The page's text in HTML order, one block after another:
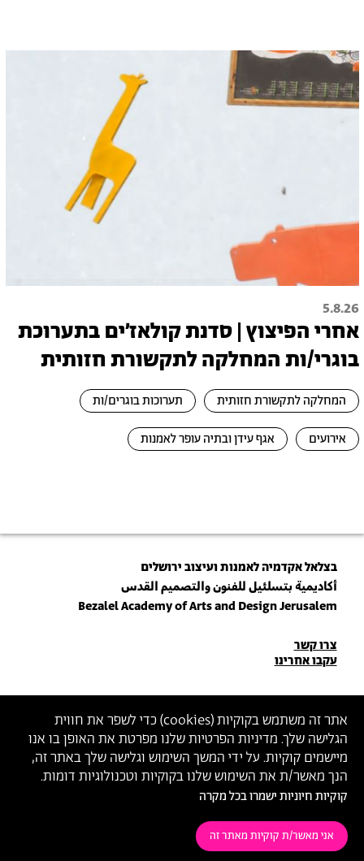
אתר זה משתמש בקוקיות (cookies) כדי לשפר את חווית
הגלישה שלך. מדיניות הפרטיות שלנו מפרטת את האופן בו אנו
מיישמים קוקיות. על ידי המשך השימוש וגלישה שלך באתר זה,
הנך מאשר/ת את השימוש שלנו בקוקיות וטכנולוגיות דומות.
קוקיות חיוניות ישמרו בכל מקרה
אני מאשר/ת קוקיות מאתר זה
5.8.26
אחרי הפיצוץ | סדנת קולאז׳ים בתערוכת
בוגרי/ות המחלקה לתקשורת חזותית
המחלקה לתקשורת חזותית תערוכות בוגרים/ות
אירועים אגף עידן ובתיה עופר לאמנות
בצלאל אקדמיה לאמנות ועיצוב ירושלים
أكاديمية بتسلئيل للفنون والتصميم القدس
Bezalel Academy of Arts and Design Jerusalem
פרטי
יצירת
קשר
צרו קשר
עקבו אחרינו
הצטרפו לניוזלטר שלנו
הכניסו כתובת מייל
ההצטרפות מהווה הסכמה למדיניות הפרטיות ול תנאי השימוש של בצלאל
הצהרת נגישות מדיניות פרטיות